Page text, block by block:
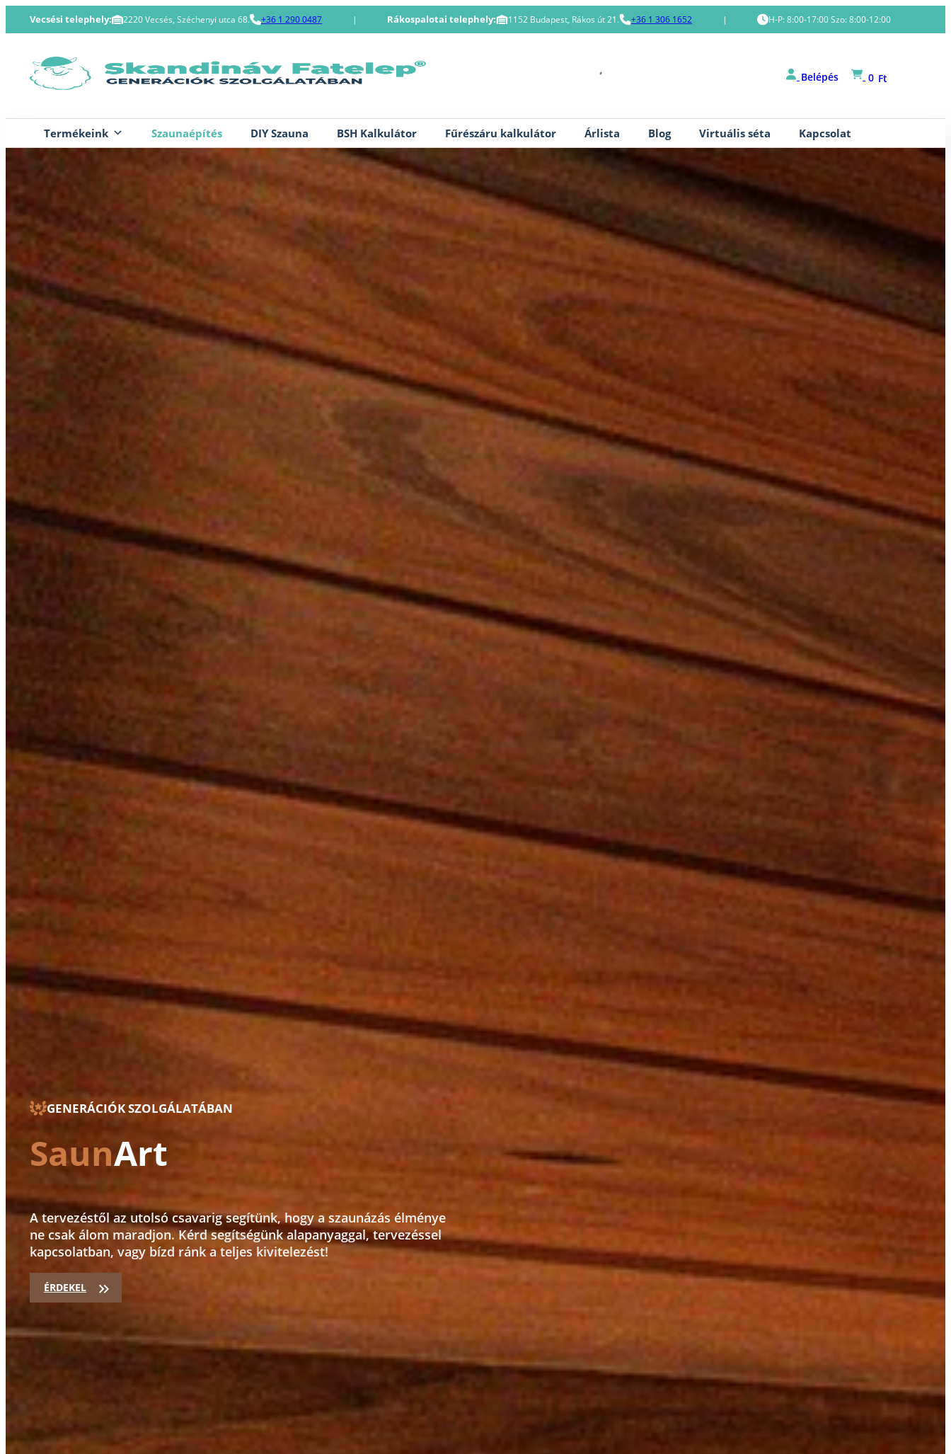
to
Vecsési telephely: 2220 Vecsés, Széchenyi utca 68. +36 1 290 0487 | Rákospalotai telephely: 1152 Budapest, Rákos út 21. +36 1 306 1652 | H-P: 8:00-17:00 Szo: 8:00-12:00
Belépés 0 Ft
Termékeink Szaunaépítés DIY Szauna BSH Kalkulátor Fűrészáru kalkulátor Árlista Blog Virtuális séta Kapcsolat
GENERÁCIÓK SZOLGÁLATÁBAN
SaunArt
A tervezéstől az utolsó csavarig segítünk, hogy a szaunázás élménye
ne csak álom maradjon. Kérd segítségünk alapanyaggal, tervezéssel
kapcsolatban, vagy bízd ránk a teljes kivitelezést!
ÉRDEKEL